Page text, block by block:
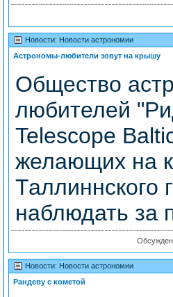
Новости: Новости астрономии
Астрономы-любители зовут на крышу
Общество
любителей
Telescope
желающих на
Таллиннского
наблюдать за
Новости: Новости астрономии
Рандеву с кометой